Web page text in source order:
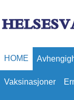
HOME
Vaksinasjoner